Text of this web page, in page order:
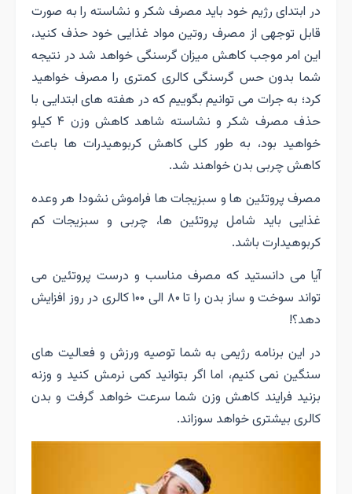
در ابتدای رژیم خود باید مصرف شکر و نشاسته را به صورت
قابل توجهی از مصرف روتین مواد غذایی خود حذف کنید،
این امر موجب کاهش میزان گرسنگی خواهد شد در نتیجه
شما بدون حس گرسنگی کالری کمتری را مصرف خواهید
کرد؛ به جرات می توانیم بگوییم که در هفته های ابتدایی با
حذف مصرف شکر و نشاسته شاهد کاهش وزن ۴ کیلو
خواهید بود، به طور کلی کاهش کربوهیدرات ها باعث
کاهش چربی بدن خواهند شد.
مصرف پروتئین ها و سبزیجات ها فراموش نشود! هر وعده
غذایی باید شامل پروتئین ها، چربی و سبزیجات کم
کربوهیدارت باشد.
آیا می دانستید که مصرف مناسب و درست پروتئین می
تواند سوخت و ساز بدن را تا ۸۰ الی ۱۰۰ کالری در روز افزایش
دهد؟!
در این برنامه رژیمی به شما توصیه ورزش و فعالیت های
سنگین نمی کنیم، اما اگر بتوانید کمی نرمش کنید و وزنه
بزنید فرایند کاهش وزن شما سرعت خواهد گرفت و بدن
کالری بیشتری خواهد سوزاند.